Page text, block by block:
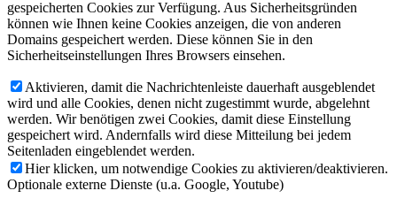
gespeicherten Cookies zur Verfügung. Aus Sicherheitsgründen
können wie Ihnen keine Cookies anzeigen, die von anderen
Domains gespeichert werden. Diese können Sie in den
Sicherheitseinstellungen Ihres Browsers einsehen.
Aktivieren, damit die Nachrichtenleiste dauerhaft ausgeblendet
wird und alle Cookies, denen nicht zugestimmt wurde, abgelehnt
werden. Wir benötigen zwei Cookies, damit diese Einstellung
gespeichert wird. Andernfalls wird diese Mitteilung bei jedem
Seitenladen eingeblendet werden.
Hier klicken, um notwendige Cookies zu aktivieren/deaktivieren.
Optionale externe Dienste (u.a. Google, Youtube)